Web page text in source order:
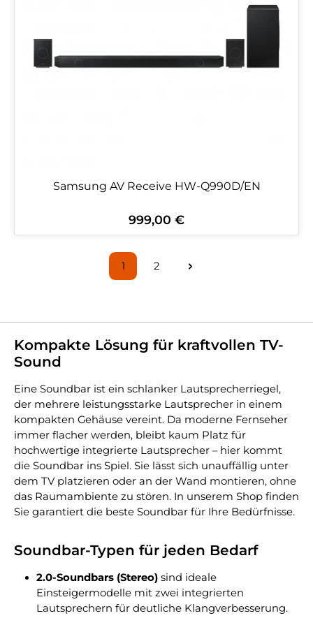
Samsung AV Receive HW-Q990D/EN
Regulärer Preis:
999,00 €
Seite
1
Seite
2
Kompakte Lösung für kraftvollen TV-
Sound
Eine Soundbar ist ein schlanker Lautsprecherriegel,
der mehrere leistungsstarke Lautsprecher in einem
kompakten Gehäuse vereint. Da moderne Fernseher
immer flacher werden, bleibt kaum Platz für
hochwertige integrierte Lautsprecher – hier kommt
die Soundbar ins Spiel. Sie lässt sich unauffällig unter
dem TV platzieren oder an der Wand montieren, ohne
das Raumambiente zu stören. In unserem Shop finden
Sie garantiert die beste Soundbar für Ihre Bedürfnisse.
Soundbar-Typen für jeden Bedarf
2.0-Soundbars (Stereo) sind ideale
Einsteigermodelle mit zwei integrierten
Lautsprechern für deutliche Klangverbesserung.